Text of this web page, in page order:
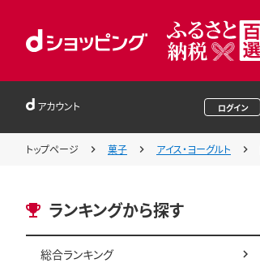
アカウント ログイン
トップページ 菓子 アイス・ヨーグルト
ランキングから探す
総合ランキング